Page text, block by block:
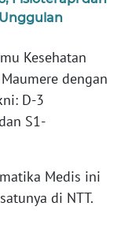
Kesehatan
dengan
D-3
S1-
Medis ini
di NTT.